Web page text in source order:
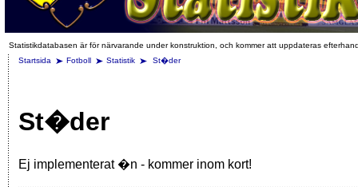
Statistikdatabasen är för närvarande under konstruktion, och kommer att uppdateras
Startsida
Fotboll Statistik St�der
St�der
Ej implementerat �n - kommer inom kort!